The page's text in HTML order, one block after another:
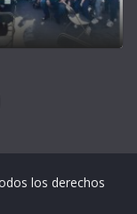
los derechos